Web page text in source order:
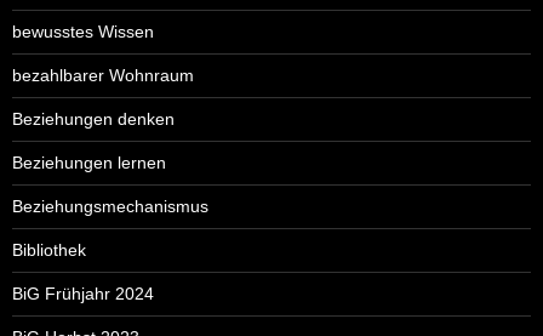
bewusstes Wissen
bezahlbarer Wohnraum
Beziehungen denken
Beziehungen lernen
Beziehungsmechanismus
Bibliothek
BiG Frühjahr 2024